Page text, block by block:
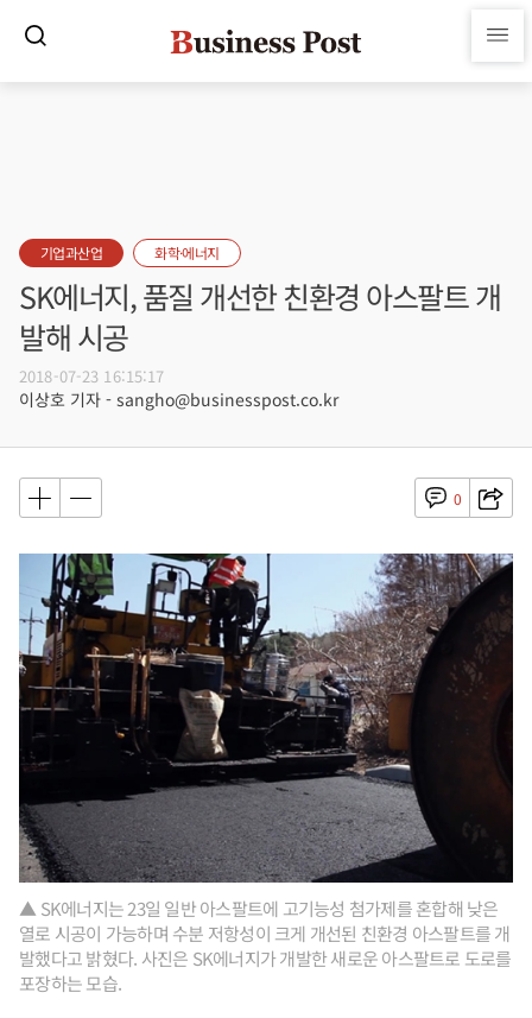
기업과산업 화학·에너지
SK에너지, 품질 개선한 친환경 아스팔트 개
발해 시공
2018-07-23 16:15:17
이상호 기자 - sangho@businesspost.co.kr
0
▲ SK에너지는 23일 일반 아스팔트에 고기능성 첨가제를 혼합해 낮은
열로 시공이 가능하며 수분 저항성이 크게 개선된 친환경 아스팔트를 개
발했다고 밝혔다. 사진은 SK에너지가 개발한 새로운 아스팔트로 도로를
포장하는 모습.